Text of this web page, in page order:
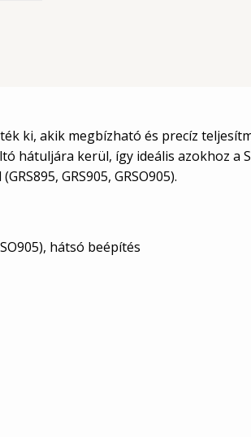
ki, akik megbízható és precíz
hátuljára kerül, így ideális azokhoz a
GRS905, GRSO905).
hátsó beépítés